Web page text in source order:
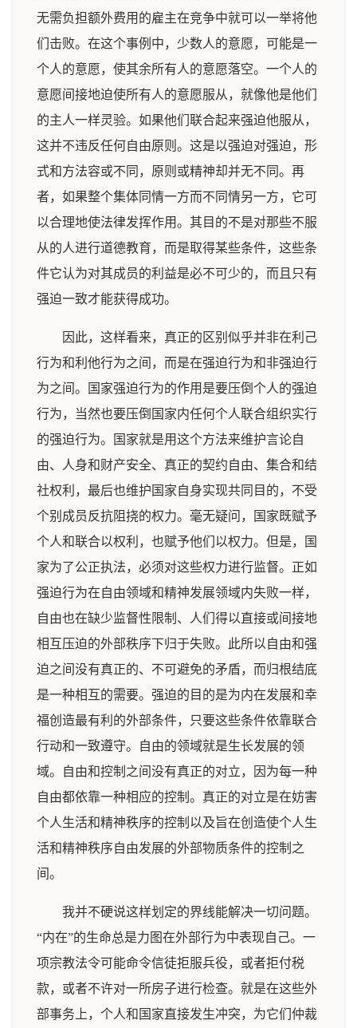
无需负担额外费用的雇主在竞争中就可以一举将他
们击败。在这个事例中，少数人的意愿，可能是一
个人的意愿，使其余所有人的意愿落空。一个人的
意愿间接地迫使所有人的意愿服从，就像他是他们
的主人一样灵验。如果他们联合起来强迫他服从，
这并不违反任何自由原则。这是以强迫对强迫，形
式和方法容或不同，原则或精神却并无不同。再
者，如果整个集体同情一方而不同情另一方，它可
以合理地使法律发挥作用。其目的不是对那些不服
从的人进行道德教育，而是取得某些条件，这些条
件它认为对其成员的利益是必不可少的，而且只有
强迫一致才能获得成功。
因此，这样看来，真正的区别似乎并非在利己
行为和利他行为之间，而是在强迫行为和非强迫行
为之间。国家强迫行为的作用是要压倒个人的强迫
行为，当然也要压倒国家内任何个人联合组织实行
的强迫行为。国家就是用这个方法来维护言论自
由、人身和财产安全、真正的契约自由、集合和结
社权利，最后也维护国家自身实现共同目的，不受
个别成员反抗阻挠的权力。毫无疑问，国家既赋予
个人和联合以权利，也赋予他们以权力。但是，国
家为了公正执法，必须对这些权力进行监督。正如
强迫行为在自由领域和精神发展领域内失败一样，
自由也在缺少监督性限制、人们得以直接或间接地
相互压迫的外部秩序下归于失败。此所以自由和强
迫之间没有真正的、不可避免的矛盾，而归根结底
是一种相互的需要。强迫的目的是为内在发展和幸
福创造最有利的外部条件，只要这些条件依靠联合
行动和一致遵守。自由的领域就是生长发展的领
域。自由和控制之间没有真正的对立，因为每一种
自由都依靠一种相应的控制。真正的对立是在妨害
个人生活和精神秩序的控制以及旨在创造使个人生
活和精神秩序自由发展的外部物质条件的控制之
间。
我并不硬说这样划定的界线能解决一切问题。
“内在”的生命总是力图在外部行为中表现自己。一
项宗教法令可能命令信徒拒服兵役，或者拒付税
款，或者不许对一所房子进行检查。就是在这些外
部事务上，个人和国家直接发生冲突，为它们仲裁